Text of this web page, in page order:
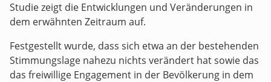
Studie zeigt die Entwicklungen und Veränderungen in
dem erwähnten Zeitraum auf.
Festgestellt wurde, dass sich etwa an der bestehenden
Stimmungslage nahezu nichts verändert hat sowie das
das freiwillige Engagement in der Bevölkerung in dem